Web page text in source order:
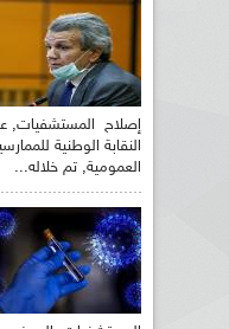
إصلاح المستشفيات,
النقابة الوطنية
العمومية, تم خلاله...